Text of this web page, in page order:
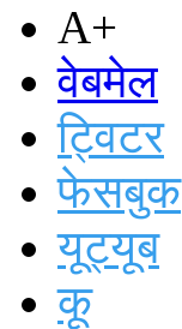
A+
वेबमेल
ट्विटर
फेसबुक
यूट्यूब
कू